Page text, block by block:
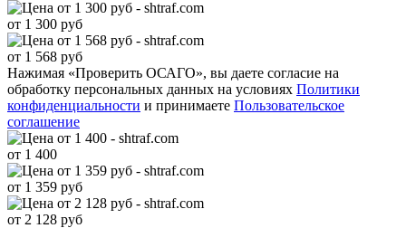
от 1 300 руб
от 1 568 руб
Нажимая «Проверить ОСАГО», вы даете согласие на
обработку персональных данных на условиях Политики
конфиденциальности и принимаете Пользовательское
соглашение
от 1 400
от 1 359 руб
от 2 128 руб